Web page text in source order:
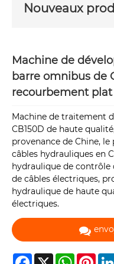
Nouveaux
Machine de
barre omnibus de
recourbement plat
Machine de traitement
CB150D de haute
provenance de Chine,
câbles hydrauliques en
hydraulique de
de câbles électriques,
hydraulique de haute
électriques.
Facebook
X